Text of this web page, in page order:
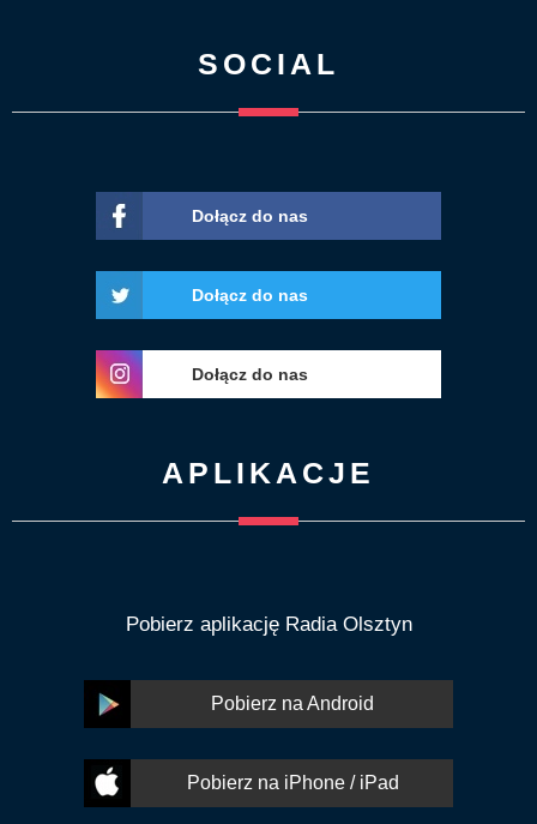
SOCIAL
Dołącz do nas
Dołącz do nas
Dołącz do nas
APLIKACJE
Pobierz aplikację Radia Olsztyn
Pobierz na Android
Pobierz na iPhone / iPad